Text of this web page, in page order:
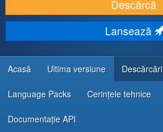
DESCOPERĂ & ÎNVAȚĂ
COMUNITATE & SUPORT
RESURSE DEZVOLTATORI
Descărcă
Lansează
Acasă Ultima versiune Descărcări
Language Packs Cerințele tehnice
Documentaţie API